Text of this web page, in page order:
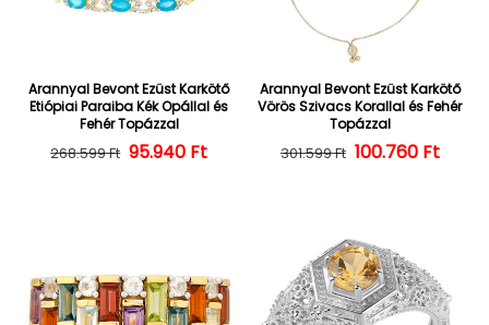
Arannyal Bevont Ezüst Karkötő
Etiópiai Paraiba Kék Opállal és
Fehér Topázzal
Normál ár
268.599 Ft Kedvezményes ár
95.940 Ft
Arannyal Bevont Ezüst Karkötő
Vörös Szivacs Korallal és Fehér
Topázzal
Normál ár
301.599 Ft 100.760 Ft